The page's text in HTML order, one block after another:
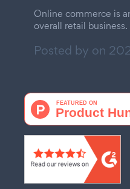
Online commerce is
overall retail business.
Posted by on